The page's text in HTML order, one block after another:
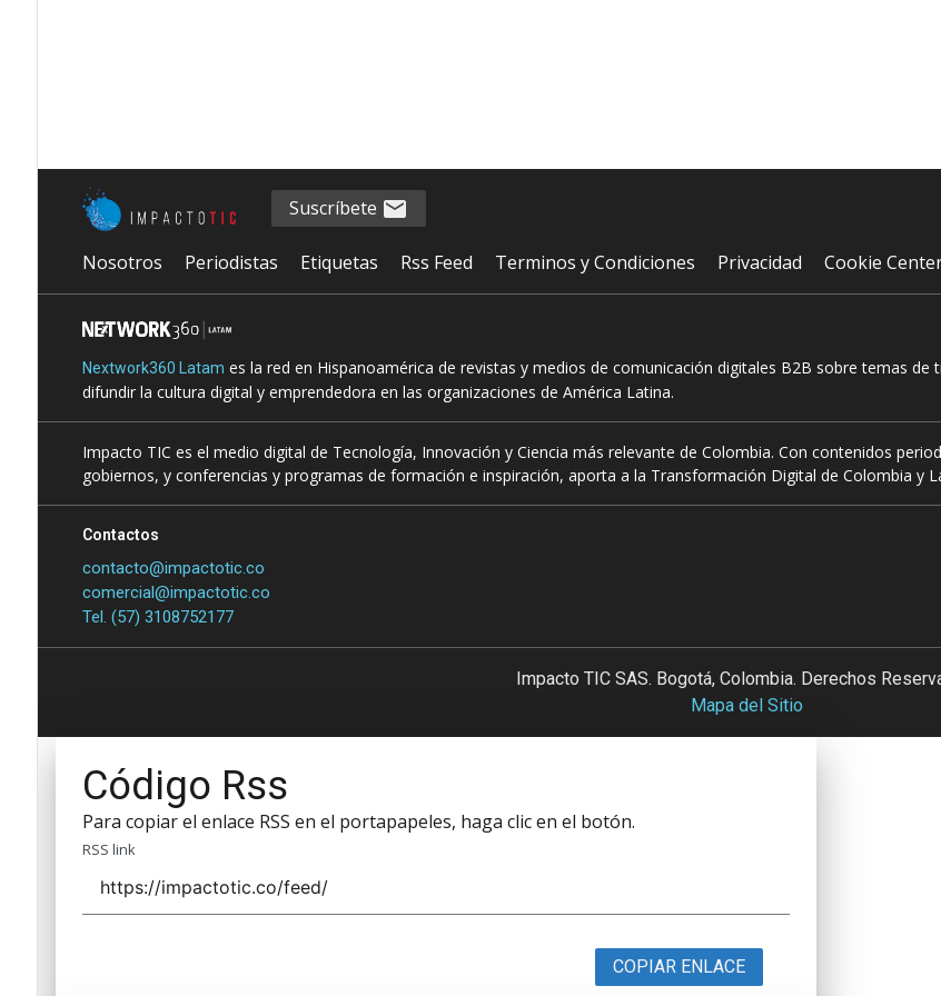
Suscríbete
Nosotros Periodistas Etiquetas Rss Feed Terminos y Condiciones Privacidad Cookie
Nextwork360 Latam es la red en Hispanoamérica de revistas y medios de comunicación digitales B2B sobre temas
difundir la cultura digital y emprendedora en las organizaciones de América Latina.
Impacto TIC es el medio digital de Tecnología, Innovación y Ciencia más relevante de Colombia. Con contenidos
gobiernos, y conferencias y programas de formación e inspiración, aporta a la Transformación Digital de Colombia y
Contactos
contacto@impactotic.co
comercial@impactotic.co
Tel. (57) 3108752177
Impacto TIC SAS. Bogotá, Colombia. Derechos
Mapa del Sitio
Código Rss
Para copiar el enlace RSS en el portapapeles, haga clic en el botón.
RSS link
COPIAR ENLACE